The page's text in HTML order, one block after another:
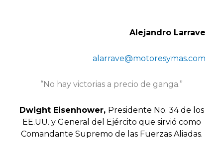
Alejandro Larrave
alarrave@motoresymas.com
“No hay victorias a precio de ganga.”
Dwight Eisenhower, Presidente No. 34 de los
EE.UU. y General del Ejército que sirvió como
Comandante Supremo de las Fuerzas Aliadas.